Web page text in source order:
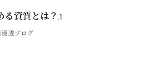
る資質とは？』
透ブログ